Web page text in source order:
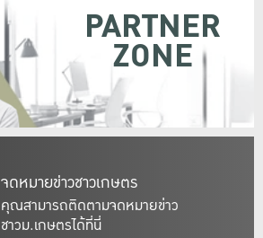
จดหมายข่าวชาวเกษตร
คุณสามารถติดตามจดหมายข่าว
ชาวม.เกษตรได้ที่นี่
PARTNER
ZONE